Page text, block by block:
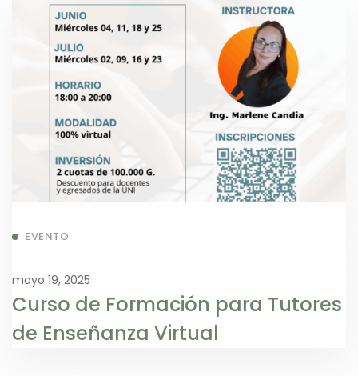
EVENTO
mayo 19, 2025
Curso de Formación para Tutores
de Enseñanza Virtual